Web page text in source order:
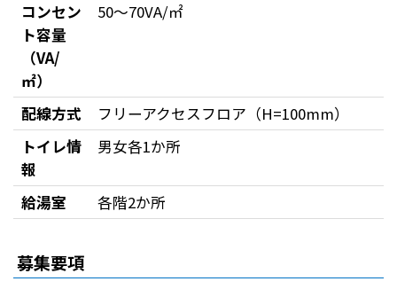
コンセン
ト容量
（VA/
㎡）
50～70VA/㎡
配線方式
フリーアクセスフロア（H=100mm）
トイレ情
報
男女各1か所
給湯室 各階2か所
募集要項